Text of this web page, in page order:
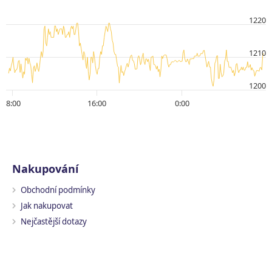
8:00 16:00 0:00
1200
1210
1220
Nakupování
Obchodní podmínky
Jak nakupovat
Nejčastější dotazy